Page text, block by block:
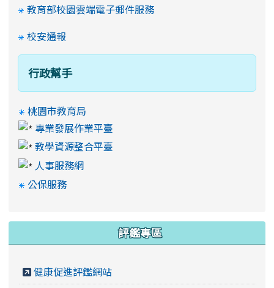
教育部校園雲端電子郵件服務
校安通報
行政幫手
桃園市教育局
專業發展作業平臺
教學資源整合平臺
人事服務網
公保服務
評鑑專區
健康促進評鑑網站